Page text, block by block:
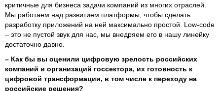
критичные для бизнеса задачи компаний из многих отраслей.
Мы работаем над развитием платформы, чтобы сделать
разработку приложений на ней максимально простой. Low-сode
– это не пустой звук для нас, мы внедряем его в нашу линейку
достаточно давно.
– Как бы вы оценили цифровую зрелость российских
компаний и организаций госсектора, их готовность к
цифровой трансформации, в том числе к переходу на
российские решения?